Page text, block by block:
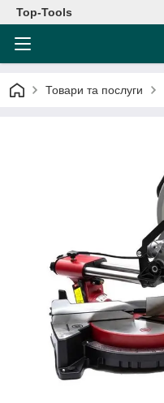
Top-Tools
Товари та послуги